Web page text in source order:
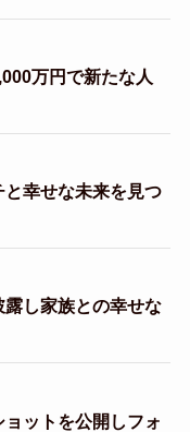
万円で新たな人
幸せな未来を見つ
し家族との幸せな
ットを公開しフォ